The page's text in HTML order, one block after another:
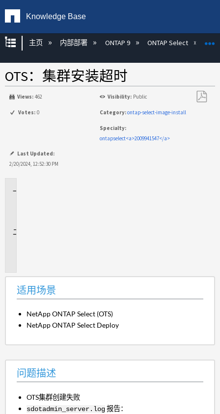
Knowledge Base
扩展/隐缩全局层次
主页 内部部署 ONTAP 9 ONTAP Select
OTS：集群安装超时
Views: 462 Visibility: Public
Votes: 0 Category:ontap-select-image-install
Specialty:
ontapselect<a>2009941547</a>
Last Updated:
2/20/2024, 12:52:30 PM
适用场景
NetApp ONTAP Select (OTS)
NetApp ONTAP Select Deploy
问题描述
OTS集群创建失败
sdotadmin_server.log报告：